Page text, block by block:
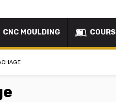
CNC MOULDING COURS